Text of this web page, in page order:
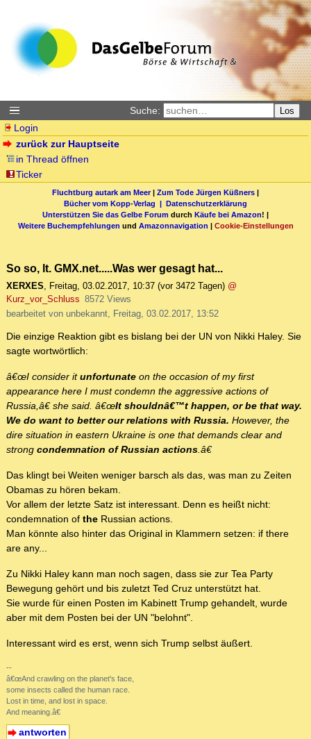
Suche: Los
Login
zurück zur Hauptseite
in Thread öffnen
Ticker
Fluchtburg autark am Meer| Zum Tode Jürgen Küßners |
Bücher vom Kopp-Verlag | Datenschutzerklärung
Unterstützen Sie das Gelbe Forum durch Käufe bei Amazon! |
Weitere Buchempfehlungen und Amazonnavigation | Cookie-Einstellungen
So so, lt. GMX.net.....Was wer gesagt hat...
XERXES, Freitag, 03.02.2017, 10:37 (vor 3472 Tagen) @
Kurz_vor_Schluss 8572 Views
bearbeitet von unbekannt, Freitag, 03.02.2017, 13:52
Die einzige Reaktion gibt es bislang bei der UN von Nikki Haley. Sie
sagte wortwörtlich:
â€œI consider itunfortunate on the occasion of my first
appearance here I must condemn the aggressive actions of
Russia,â€ she said. â€œIt shouldnâ€™t happen, or be that way.
We do want to better our relations with Russia. However, the
dire situation in eastern Ukraine is one that demands clear and
strong condemnation of Russian actions.â€
Das klingt bei Weiten weniger barsch als das, was man zu Zeiten
Obamas zu hören bekam.
Vor allem der letzte Satz ist interessant. Denn es heißt nicht:
condemnation of the Russian actions.
Man könnte also hinter das Original in Klammern setzen: if there
are any...
Zu Nikki Haley kann man noch sagen, dass sie zur Tea Party
Bewegung gehört und bis zuletzt Ted Cruz unterstützt hat.
Sie wurde für einen Posten im Kabinett Trump gehandelt, wurde
aber mit dem Posten bei der UN "belohnt".
Interessant wird es erst, wenn sich Trump selbst äußert.
--
â€œAnd crawling on the planet's face,
some insects called the human race.
Lost in time, and lost in space.
And meaning.â€
antworten